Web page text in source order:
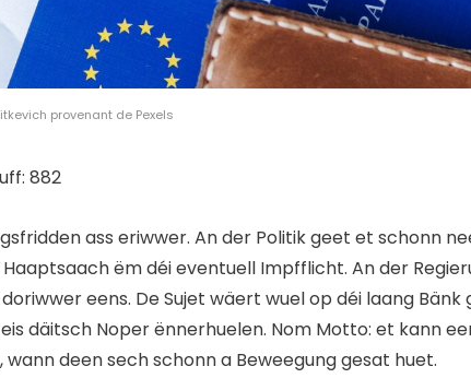
provenant de Pexels
882
ass eriwwer. An der Politik geet et schonn
ëm déi eventuell Impfflicht. An der
eens. De Sujet wäert wuel op déi laang Bänk
däitsch Noper ënnerhuelen. Nom Motto: et kann
wann deen sech schonn a Beweegung gesat huet.